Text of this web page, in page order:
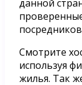
данной
Смотрите
используя
жилья. Так